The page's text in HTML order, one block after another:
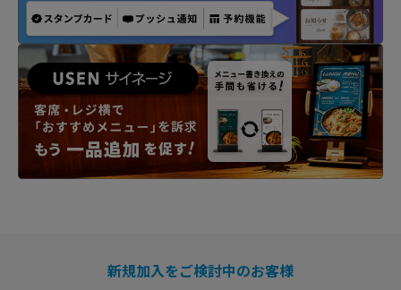
新規加入をご検討中のお客様